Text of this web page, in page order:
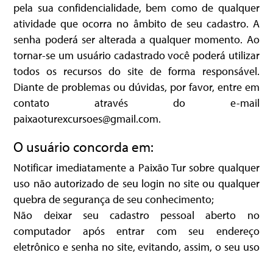
pela sua confidencialidade, bem como de qualquer
atividade que ocorra no âmbito de seu cadastro. A
senha poderá ser alterada a qualquer momento. Ao
tornar-se um usuário cadastrado você poderá utilizar
todos os recursos do site de forma responsável.
Diante de problemas ou dúvidas, por favor, entre em
contato através do e-mail
paixaoturexcursoes@gmail.com.
O usuário concorda em:
Notificar imediatamente a Paixão Tur sobre qualquer
uso não autorizado de seu login no site ou qualquer
quebra de segurança de seu conhecimento;
Não deixar seu cadastro pessoal aberto no
computador após entrar com seu endereço
eletrônico e senha no site, evitando, assim, o seu uso